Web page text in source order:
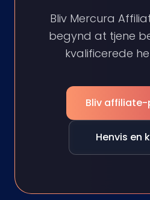
Bliv Mercura
begynd at tjene
kvalificerede
Bliv
Henvis en